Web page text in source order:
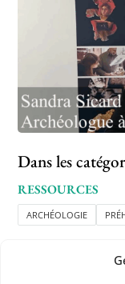
Dans les
RESSOURCES
ARCHÉOLOGIE